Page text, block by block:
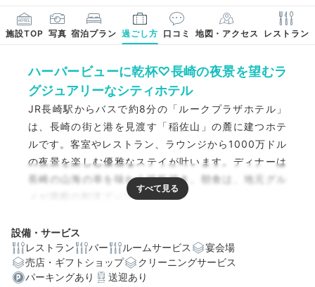
施設TOP 写真 宿泊プラン 過ごし方 口コミ 地図・アクセス レストラン
ハーバービューに乾杯♡長崎の夜景を望むラ
グジュアリーなシティホテル
JR長崎駅からバスで約8分の「ルークプラザホテル」
は、長崎の街と港を見渡す「稲佐山」の麓に建つホテ
ルです。客室やレストラン、ラウンジから1000万ドル
の夜景を楽しむ優雅なステイが叶います。ディナーは
長崎の山海の幸を味わう鉄板焼き。朝食は、地元グル
メが満載の和洋ブッフェをどうぞ。
編集部おすすめの３つのポイント
設備・サービス
レストラン
バー ルームサービス
宴会場
売店・ギフトショップ
クリーニングサービス
パーキングあり
送迎あり